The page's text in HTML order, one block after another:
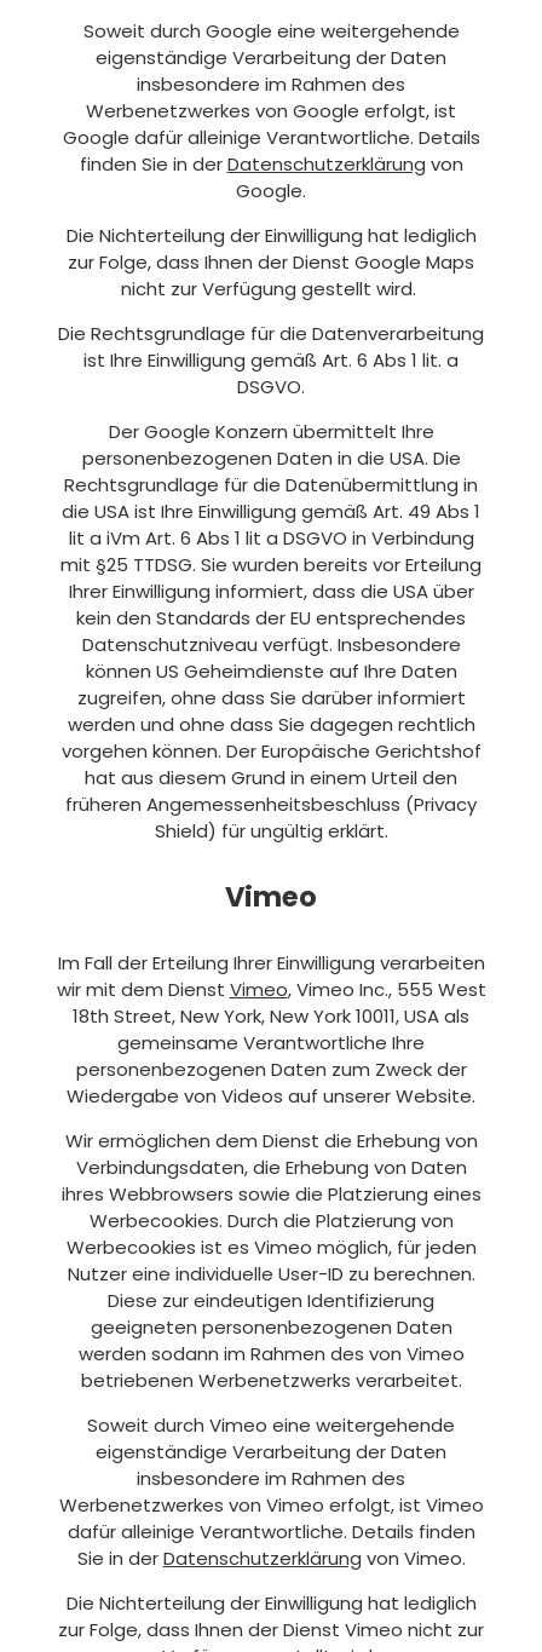
Soweit durch Google eine weitergehende
eigenständige Verarbeitung der Daten
insbesondere im Rahmen des
Werbenetzwerkes von Google erfolgt, ist
Google dafür alleinige Verantwortliche. Details
finden Sie in derDatenschutzerklärung von
Google.
Die Nichterteilung der Einwilligung hat lediglich
zur Folge, dass Ihnen der Dienst Google Maps
nicht zur Verfügung gestellt wird.
Die Rechtsgrundlage für die Datenverarbeitung
ist Ihre Einwilligung gemäß Art. 6 Abs 1 lit. a
DSGVO.
Der Google Konzern übermittelt Ihre
personenbezogenen Daten in die USA. Die
Rechtsgrundlage für die Datenübermittlung in
die USA ist Ihre Einwilligung gemäß Art. 49 Abs 1
lit a iVm Art. 6 Abs 1 lit a DSGVO in Verbindung
mit §25 TTDSG. Sie wurden bereits vor Erteilung
Ihrer Einwilligung informiert, dass die USA über
kein den Standards der EU entsprechendes
Datenschutzniveau verfügt. Insbesondere
können US Geheimdienste auf Ihre Daten
zugreifen, ohne dass Sie darüber informiert
werden und ohne dass Sie dagegen rechtlich
vorgehen können. Der Europäische Gerichtshof
hat aus diesem Grund in einem Urteil den
früheren Angemessenheitsbeschluss (Privacy
Shield) für ungültig erklärt.
Vimeo
Im Fall der Erteilung Ihrer Einwilligung verarbeiten
wir mit dem Dienst Vimeo, Vimeo Inc., 555 West
18th Street, New York, New York 10011, USA als
gemeinsame Verantwortliche Ihre
personenbezogenen Daten zum Zweck der
Wiedergabe von Videos auf unserer Website.
Wir ermöglichen dem Dienst die Erhebung von
Verbindungsdaten, die Erhebung von Daten
ihres Webbrowsers sowie die Platzierung eines
Werbecookies. Durch die Platzierung von
Werbecookies ist es Vimeo möglich, für jeden
Nutzer eine individuelle User-ID zu berechnen.
Diese zur eindeutigen Identifizierung
geeigneten personenbezogenen Daten
werden sodann im Rahmen des von Vimeo
betriebenen Werbenetzwerks verarbeitet.
Soweit durch Vimeo eine weitergehende
eigenständige Verarbeitung der Daten
insbesondere im Rahmen des
Werbenetzwerkes von Vimeo erfolgt, ist Vimeo
dafür alleinige Verantwortliche. Details finden
Sie in derDatenschutzerklärung von Vimeo.
Die Nichterteilung der Einwilligung hat lediglich
zur Folge, dass Ihnen der Dienst Vimeo nicht zur